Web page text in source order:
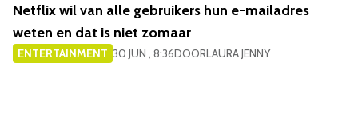
Netflix wil van alle gebruikers hun e-mailadres
weten en dat is niet zomaar
ENTERTAINMENT 30 JUN , 8:36DOORLAURA JENNY